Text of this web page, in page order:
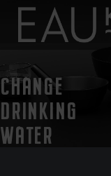
CHANGE
DRINKING
WATER